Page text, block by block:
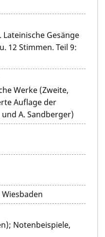
Gesänge
12 Stimmen. Teil 9:
Werke (Zweite,
Auflage der
und A. Sandberger)
Notenbeispiele,